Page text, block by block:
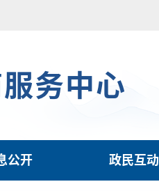
务中心
公开 政民互动